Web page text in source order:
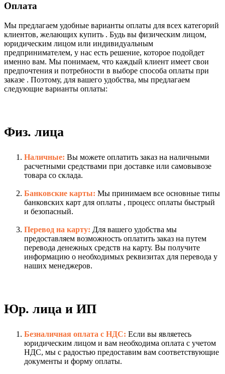
Оплата
Мы предлагаем удобные варианты оплаты для всех категорий
клиентов, желающих купить . Будь вы физическим лицом,
юридическим лицом или индивидуальным
предпринимателем, у нас есть решение, которое подойдет
именно вам. Мы понимаем, что каждый клиент имеет свои
предпочтения и потребности в выборе способа оплаты при
заказе . Поэтому, для вашего удобства, мы предлагаем
следующие варианты оплаты:
Физ. лица
Наличные: Вы можете оплатить заказ на наличными
расчетными средствами при доставке или самовывозе
товара со склада.
Банковские карты: Мы принимаем все основные типы
банковских карт для оплаты , процесс оплаты быстрый
и безопасный.
Перевод на карту: Для вашего удобства мы
предоставляем возможность оплатить заказ на путем
перевода денежных средств на карту. Вы получите
информацию о необходимых реквизитах для перевода у
наших менеджеров.
Юр. лица и ИП
Безналичная оплата с НДС: Если вы являетесь
юридическим лицом и вам необходима оплата с учетом
НДС, мы с радостью предоставим вам соответствующие
документы и форму оплаты.